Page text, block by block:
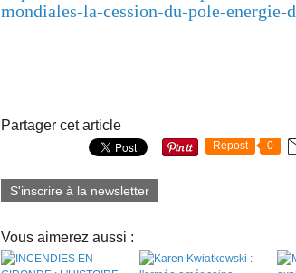
mondiales-la-cession-du-pole-energie-
Partager cet article
Repost 0
S'inscrire à la newsletter
Vous aimerez aussi :